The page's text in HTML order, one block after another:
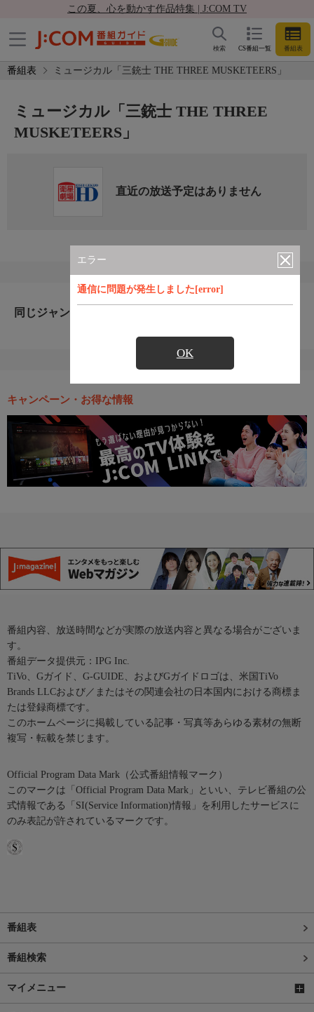
この夏、心を動かす作品特集 | J:COM TV
CS番組一覧 番組表
検索
番組表 ミュージカル「三銃士 THE THREE MUSKETEERS」
エラー
通信に問題が発生しました[error]
OK
ミュージカル「三銃士 THE THREE
MUSKETEERS」
直近の放送予定はありません
同じジャンルのおすすめ番組
キャンペーン・お得な情報
番組内容、放送時間などが実際の放送内容と異なる場合がございま
す。
番組データ提供元：IPG Inc.
TiVo、Gガイド、G-GUIDE、およびGガイドロゴは、米国TiVo
Brands LLCおよび／またはその関連会社の日本国内における商標ま
たは登録商標です。
このホームページに掲載している記事・写真等あらゆる素材の無断
複写・転載を禁じます。
Official Program Data Mark（公式番組情報マーク）
このマークは「Official Program Data Mark」といい、テレビ番組の公
式情報である「SI(Service Information)情報」を利用したサービスに
のみ表記が許されているマークです。
番組表
番組検索
マイメニュー